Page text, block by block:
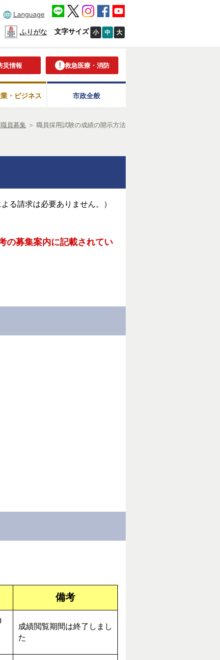
Language
ふりがな 文字サイズ 小 中 大
災情報 救急医療・消防
・ビジネス 市政全般
員募集 ＞ 職員採用試験の成績の開示方法
る請求は必要ありません。）
の募集案内に記載されてい
備考
成績閲覧期間は終了しまし
た